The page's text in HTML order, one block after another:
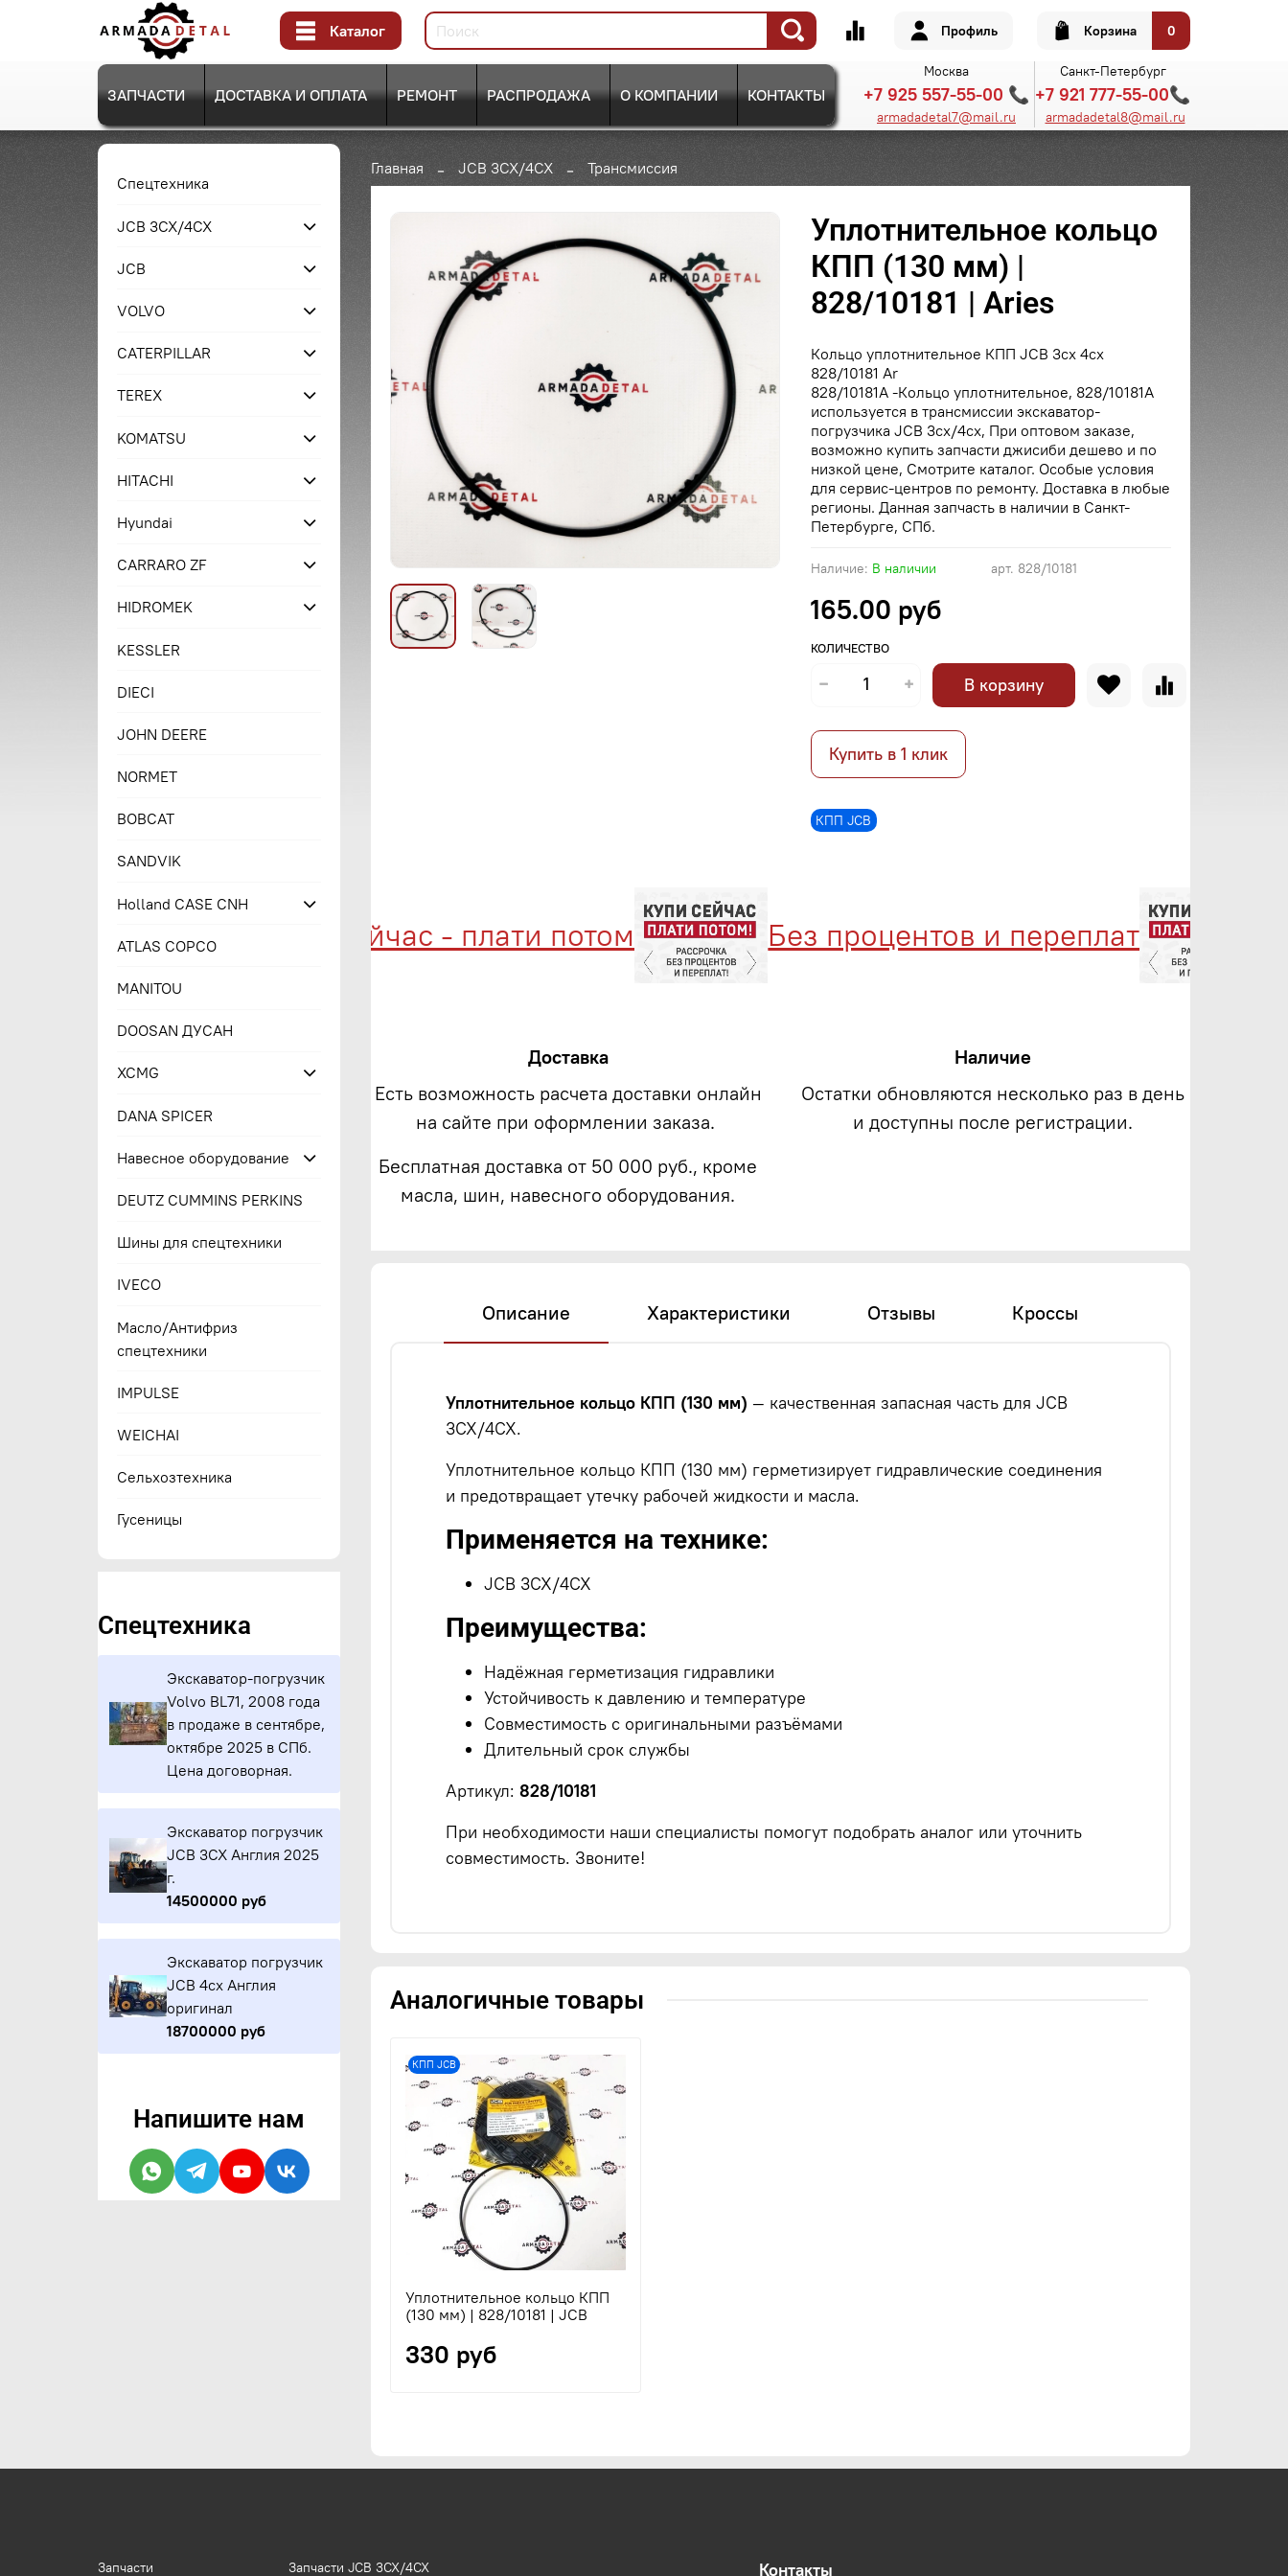
Каталог Профиль Корзина 0
ЗАПЧАСТИ ДОСТАВКА И ОПЛАТА РЕМОНТ РАСПРОДАЖА О КОМПАНИИ КОНТАКТЫ
Москва Санкт-Петербург
+7 925 557-55-00 📞 +7 921 777-55-00📞
armadadetal7@mail.ru armadadetal8@mail.ru
Главная JCB 3CX/4CX Трансмиссия
арт. 828/10181
Наличие: В наличии
КПП JCB
Уплотнительное кольцо
КПП (130 мм) |
828/10181 | Aries
165.00 руб
КОЛИЧЕСТВО
В корзину
Купить в 1 клик
Кольцо уплотнительное КПП JCB 3cx 4cx
828/10181 Ar
828/10181A -Кольцо уплотнительное, 828/10181A
используется в трансмиссии экскаватор-
погрузчика JCB 3cx/4cx, При оптовом заказе,
возможно купить запчасти джисиби дешево и по
низкой цене, Смотрите каталог. Особые условия
для сервис-центров по ремонту. Доставка в любые
регионы. Данная запчасть в наличии в Санкт-
Петербурге, СПб.
Купи сейчас - плати потом Без процентов и переплат
Доставка
Есть возможность расчета доставки онлайн
на сайте при оформлении заказа.
Бесплатная доставка от 50 000 руб., кроме
масла, шин, навесного оборудования.
Наличие
Остатки обновляются несколько раз в день
и доступны после регистрации.
Описание Характеристики Отзывы Кроссы
Уплотнительное кольцо КПП (130 мм) — качественная запасная часть для JCB
3CX/4CX.
Уплотнительное кольцо КПП (130 мм) герметизирует гидравлические соединения
и предотвращает утечку рабочей жидкости и масла.
Применяется на технике:
JCB 3CX/4CX
Преимущества:
Надёжная герметизация гидравлики
Устойчивость к давлению и температуре
Совместимость с оригинальными разъёмами
Длительный срок службы
Артикул:828/10181
При необходимости наши специалисты помогут подобрать аналог или уточнить
совместимость. Звоните!
Аналогичные товары
КПП JCB
Уплотнительное кольцо КПП
(130 мм) | 828/10181 | JCB
330 руб
Спецтехника
JCB 3CX/4CX
JCB
VOLVO
CATERPILLAR
TEREX
KOMATSU
HITACHI
Hyundai
CARRARO ZF
HIDROMEK
KESSLER
DIECI
JOHN DEERE
NORMET
BOBCAT
SANDVIK
Holland CASE CNH
ATLAS COPCO
MANITOU
DOOSAN ДУСАН
XCMG
DANA SPICER
Навесное оборудование
DEUTZ CUMMINS PERKINS
Шины для спецтехники
IVECO
Масло/Антифриз
спецтехники
IMPULSE
WEICHAI
Сельхозтехника
Гусеницы
Спецтехника
Экскаватор-погрузчик
Volvo BL71, 2008 года
в продаже в сентябре,
октябре 2025 в СПб.
Цена договорная.
Экскаватор погрузчик
JCB 3CX Англия 2025
г.
14500000 руб
Экскаватор погрузчик
JCB 4cx Англия
оригинал
18700000 руб
Напишите нам
Запчасти Запчасти JCB 3CX/4CX Контакты